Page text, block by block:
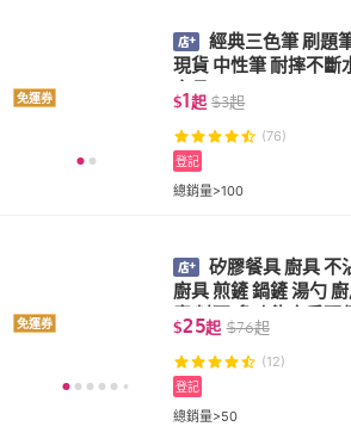
免運券
經典三色筆 刷題筆
現貨 中性筆 耐摔不斷
文具
$1起 $3起
(76)
總銷量>100
登記
免運券
矽膠餐具 廚具 不
廚具 煎鏟 鍋鏟 湯勺
毒 料理 多功能廚房配
$25起 $76起
(12)
總銷量>50
登記